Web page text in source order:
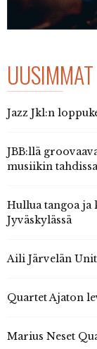
UUSIMMAT
Jazz Jkl:n
JBB:llä
musiikin tahdissa
Hullua tangoa
Jyväskylässä
Aili Järvelän
Quartet Ajaton
Marius Neset